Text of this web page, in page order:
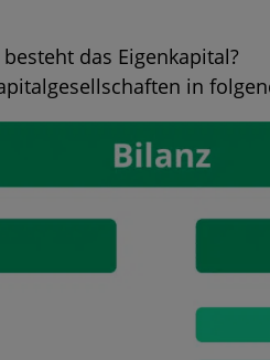
das Eigenkapital?
in